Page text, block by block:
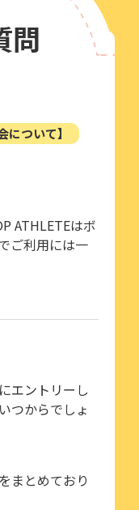
問
について】
ATHLETEはボ
ご利用には一
エントリーし
つからでしょ
まとめており